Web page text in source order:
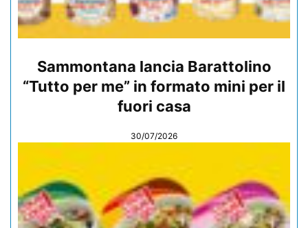
Sammontana lancia Barattolino
“Tutto per me” in formato mini per il
fuori casa
30/07/2026